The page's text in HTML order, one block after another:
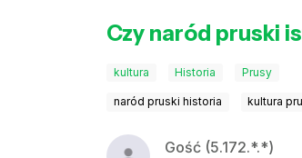
Czy naród pruski
kultura Historia Prusy
naród pruski historia kultura
Gość (5.172.*.*)